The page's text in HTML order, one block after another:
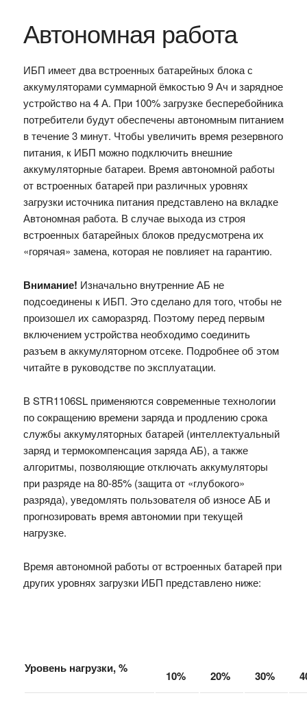
Автономная работа
ИБП имеет два встроенных батарейных блока с
аккумуляторами суммарной ёмкостью 9 Ач и зарядное
устройство на 4 А. При 100% загрузке бесперебойника
потребители будут обеспечены автономным питанием
в течение 3 минут. Чтобы увеличить время резервного
питания, к ИБП можно подключить внешние
аккумуляторные батареи. Время автономной работы
от встроенных батарей при различных уровнях
загрузки источника питания представлено на вкладке
Автономная работа. В случае выхода из строя
встроенных батарейных блоков предусмотрена их
«горячая» замена, которая не повлияет на гарантию.
Внимание! Изначально внутренние АБ не
подсоединены к ИБП. Это сделано для того, чтобы не
произошел их саморазряд. Поэтому перед первым
включением устройства необходимо соединить
разъем в аккумуляторном отсеке. Подробнее об этом
читайте в руководстве по эксплуатации.
В STR1106SL применяются современные технологии
по сокращению времени заряда и продлению срока
службы аккумуляторных батарей (интеллектуальный
заряд и термокомпенсация заряда АБ), а также
алгоритмы, позволяющие отключать аккумуляторы
при разряде на 80-85% (защита от «глубокого»
разряда), уведомлять пользователя об износе АБ и
прогнозировать время автономии при текущей
нагрузке.
Время автономной работы от встроенных батарей при
других уровнях загрузки ИБП представлено ниже:
Уровень нагрузки, %
10% 20% 30%